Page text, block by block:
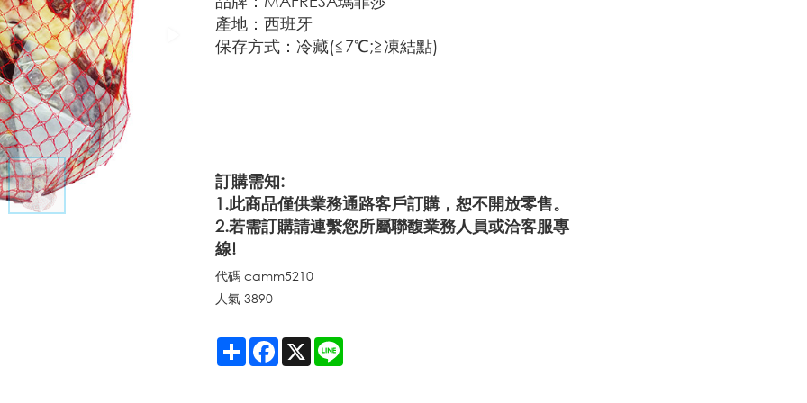
產地：西班牙
保存方式：冷藏(≦7℃;≧凍結點)
訂購需知:
1.此商品僅供業務通路客戶訂購，恕不開放零售。
2.若需訂購請連繫您所屬聯馥業務人員或洽客服專
線!
代碼 camm5210
人氣 3890
Share Facebook
X